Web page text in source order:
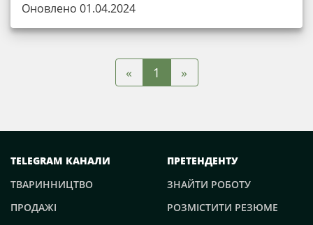
Оновлено 01.04.2024
« 1 »
TELEGRAM КАНАЛИ
ТВАРИННИЦТВО
ПРОДАЖІ
ПРЕТЕНДЕНТУ
ЗНАЙТИ РОБОТУ
РОЗМІСТИТИ РЕЗЮМЕ